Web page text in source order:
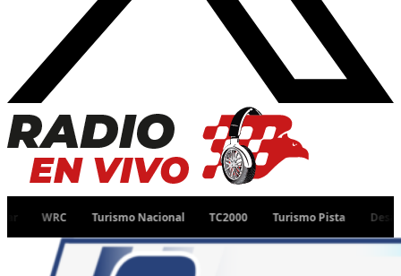
WRC Turismo Nacional TC2000 Turismo Pista Desafío Ruta